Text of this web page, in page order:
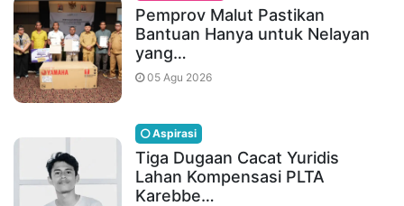
Pemprov Malut Pastikan
Bantuan Hanya untuk Nelayan
yang…
05 Agu 2026
Aspirasi
Tiga Dugaan Cacat Yuridis
Lahan Kompensasi PLTA
Karebbe…